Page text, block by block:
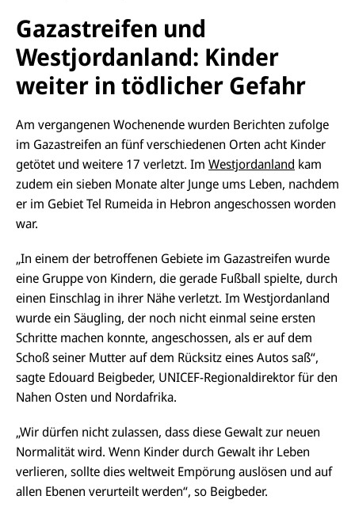
Gazastreifen und
Westjordanland: Kinder
weiter in tödlicher Gefahr
Am vergangenen Wochenende wurden Berichten zufolge
im Gazastreifen an fünf verschiedenen Orten acht Kinder
getötet und weitere 17 verletzt. Im Westjordanland kam
zudem ein sieben Monate alter Junge ums Leben, nachdem
er im Gebiet Tel Rumeida in Hebron angeschossen worden
war.
„In einem der betroffenen Gebiete im Gazastreifen wurde
eine Gruppe von Kindern, die gerade Fußball spielte, durch
einen Einschlag in ihrer Nähe verletzt. Im Westjordanland
wurde ein Säugling, der noch nicht einmal seine ersten
Schritte machen konnte, angeschossen, als er auf dem
Schoß seiner Mutter auf dem Rücksitz eines Autos saß“,
sagte Edouard Beigbeder, UNICEF-Regionaldirektor für den
Nahen Osten und Nordafrika.
„Wir dürfen nicht zulassen, dass diese Gewalt zur neuen
Normalität wird. Wenn Kinder durch Gewalt ihr Leben
verlieren, sollte dies weltweit Empörung auslösen und auf
allen Ebenen verurteilt werden“, so Beigbeder.